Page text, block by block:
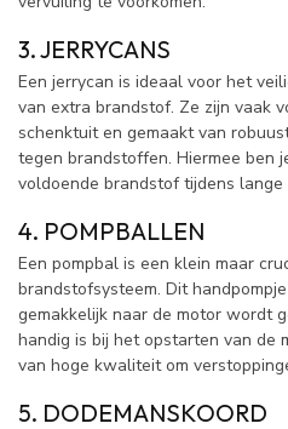
3. JERRYCANS
Een jerrycan is ideaal voor het
van extra brandstof. Ze zijn vaak
schenktuit en gemaakt van
tegen brandstoffen. Hiermee ben
voldoende brandstof tijdens lange
4. POMPBALLEN
Een pompbal is een klein maar
brandstofsysteem. Dit
gemakkelijk naar de motor wordt
handig is bij het opstarten van de
van hoge kwaliteit om
5. DODEMANSKOORD